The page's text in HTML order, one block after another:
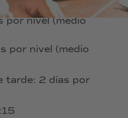
por nivel (medio
por nivel (medio
tarde: 2 días por